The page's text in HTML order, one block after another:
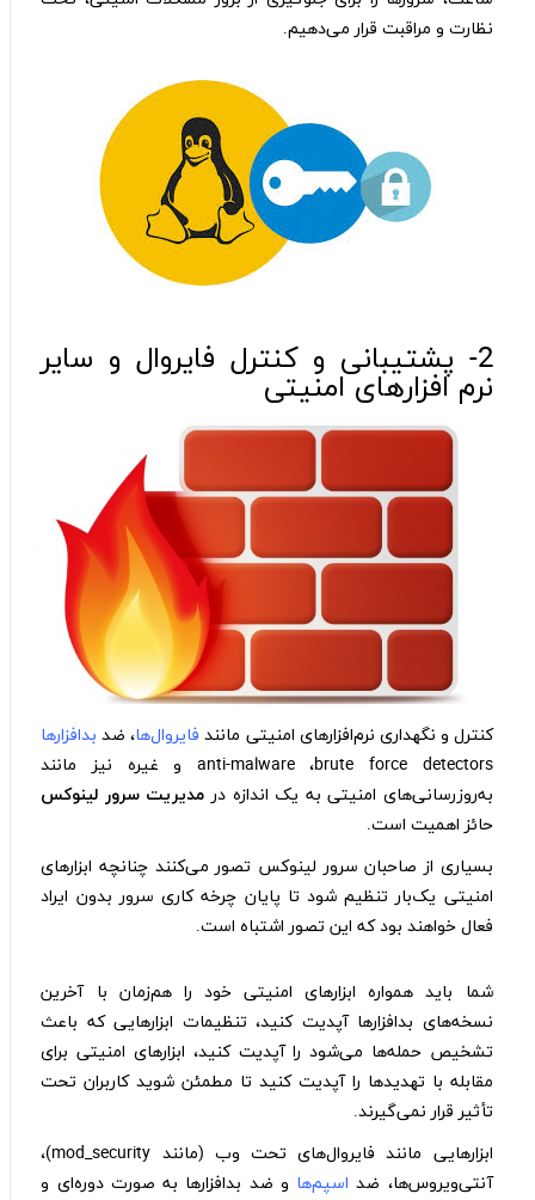
نظارت و مراقبت قرار می‌دهیم.
2- پشتیبانی و کنترل فایروال و سایر
نرم‌ افزارهای امنیتی
کنترل و نگهداری نرم‌افزارهای امنیتی مانند فایروال‌ها، ضد بدافزارها
anti-malware ،brute force detectors و غیره نیز مانند
به‌روزرسانی‌های امنیتی به یک اندازه در مدیریت سرور لینوکس
حائز اهمیت است.
بسیاری از صاحبان سرور لینوکس تصور می‌کنند چنانچه ابزارهای
امنیتی یک‌بار تنظیم شود تا پایان چرخه کاری سرور بدون ایراد
فعال خواهند بود که این تصور اشتباه است.
شما باید همواره ابزارهای امنیتی خود را هم‌زمان با آخرین
نسخه‌های بدافزارها آپدیت کنید، تنظیمات ابزارهایی که باعث
تشخیص حمله‌ها می‌شود را آپدیت کنید، ابزارهای امنیتی برای
مقابله با تهدیدها را آپدیت کنید تا مطمئن شوید کاربران تحت
تأثیر قرار نمی‌گیرند.
ابزارهایی مانند فایروال‌های تحت وب (مانند mod_security)،
آنتی‌ویروس‌ها، ضد اسپم‌ها و ضد بدافزارها به صورت دوره‌ای و